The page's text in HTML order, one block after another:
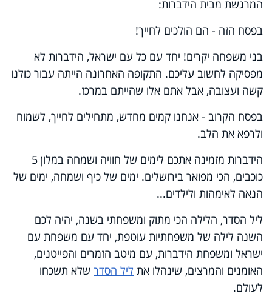
המרגשת מבית הידברות:
בפסח הזה - הם הולכים לחייך!
בני משפחה יקרים! יחד עם כל עם ישראל, הידברות לא
מפסיקה לחשוב עליכם. התקופה האחרונה הייתה עבור כולנו
קשה ועצובה, אבל אתם אלו שהייתם במרכז.
בפסח הקרוב - אנחנו קמים מחדש, מתחילים לחייך, לשמוח
ולרפא את הלב.
הידברות מזמינה אתכם לימים של חוויה ושמחה במלון 5
כוכבים, הכי מפואר בירושלים. ימים של כיף ושמחה, ימים של
הנאה לאימהות ולילדים...
ליל הסדר, הלילה הכי מתוק ומשפחתי בשנה, יהיה לכם
השנה לילה של משפחתיות עוטפת, יחד עם משפחת עם
ישראל ומשפחת הידברות, עם מיטב הזמרים והפייטנים,
האומנים והמרצים, שינהלו את ליל הסדר שלא תשכחו
לעולם.